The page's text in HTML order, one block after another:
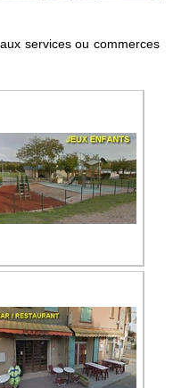
services ou commerces